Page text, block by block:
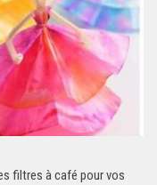
filtres à café pour vos